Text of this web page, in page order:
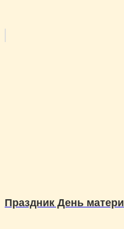
Праздник День матери